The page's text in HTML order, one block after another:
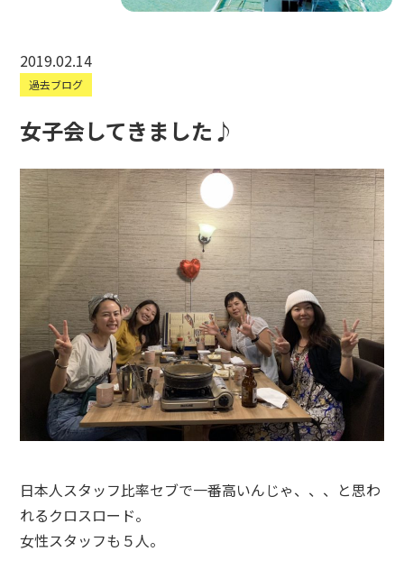
2019.02.14
過去ブログ
女子会してきました♪
日本人スタッフ比率セブで一番高いんじゃ、、、と思わ
れるクロスロード。
女性スタッフも５人。